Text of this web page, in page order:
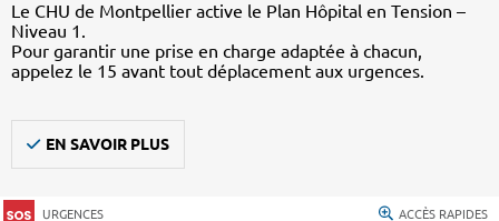
Le CHU de Montpellier active le Plan Hôpital en Tension –
Niveau 1.
Pour garantir une prise en charge adaptée à chacun,
appelez le 15 avant tout déplacement aux urgences.
EN SAVOIR PLUS
URGENCES ACCÈS RAPIDES